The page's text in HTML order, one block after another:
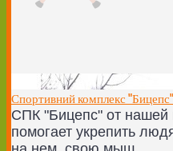
Спортивний комплекс "Бицепс"
СПК "Бицепс" от нашей
помогает укрепить